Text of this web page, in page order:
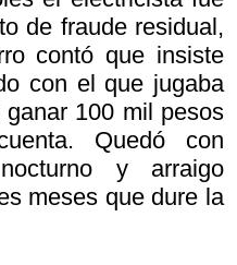
de fraude residual,
contó que insiste
con el que jugaba
100 mil pesos
Quedó con
y arraigo
meses que dure la